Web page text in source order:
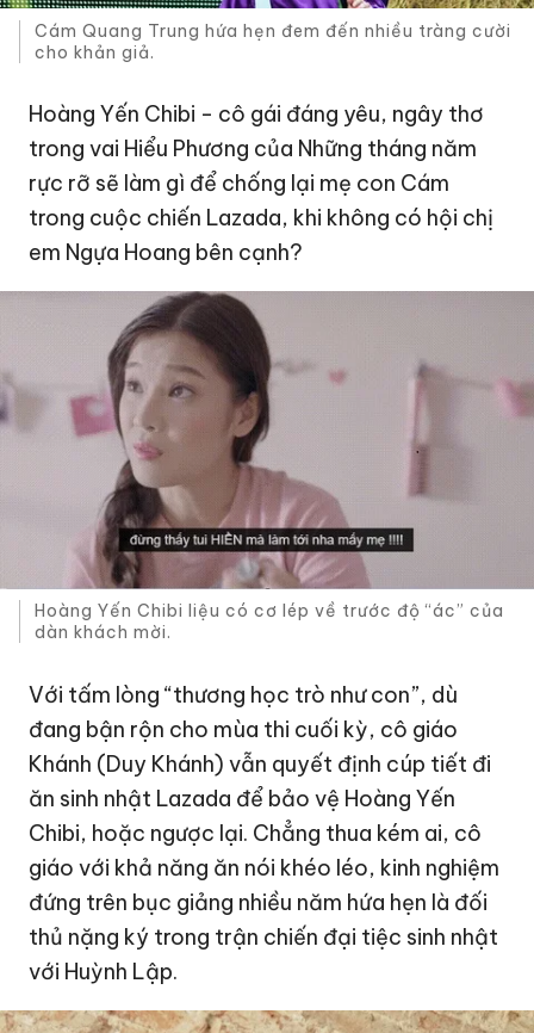
Cám Quang Trung hứa hẹn đem đến nhiều tràng cười
cho khản giả.
Hoàng Yến Chibi - cô gái đáng yêu, ngây thơ
trong vai Hiểu Phương của Những tháng năm
rực rỡ sẽ làm gì để chống lại mẹ con Cám
trong cuộc chiến Lazada, khi không có hội chị
em Ngựa Hoang bên cạnh?
Hoàng Yến Chibi liệu có cơ lép về trước độ “ác” của
dàn khách mời.
Với tấm lòng “thương học trò như con”, dù
đang bận rộn cho mùa thi cuối kỳ, cô giáo
Khánh (Duy Khánh) vẫn quyết định cúp tiết đi
ăn sinh nhật Lazada để bảo vệ Hoàng Yến
Chibi, hoặc ngược lại. Chẳng thua kém ai, cô
giáo với khả năng ăn nói khéo léo, kinh nghiệm
đứng trên bục giảng nhiều năm hứa hẹn là đối
thủ nặng ký trong trận chiến đại tiệc sinh nhật
với Huỳnh Lập.